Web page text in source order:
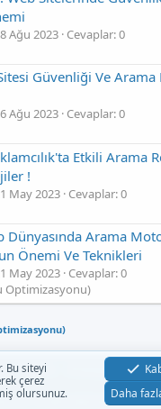
Ağu 2023 Cevaplar: 0
Güvenliği Ve
Ağu 2023 Cevaplar: 0
Etkili Arama
!
May 2023 Cevaplar: 0
Dünyasında Arama
Önemi Ve Teknikleri
May 2023 Cevaplar: 0
Optimizasyonu)
Yardım
R
S
S
® © 2010-2023 XenForo Ltd.
Bu siteyi
çerez
olursunuz.
Daha